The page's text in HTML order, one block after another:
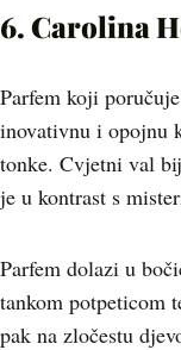
6. Carolina
Parfem koji
inovativnu i opojnu
tonke. Cvjetni val
je u kontrast s
Parfem dolazi u
tankom potpeticom
pak na zločestu